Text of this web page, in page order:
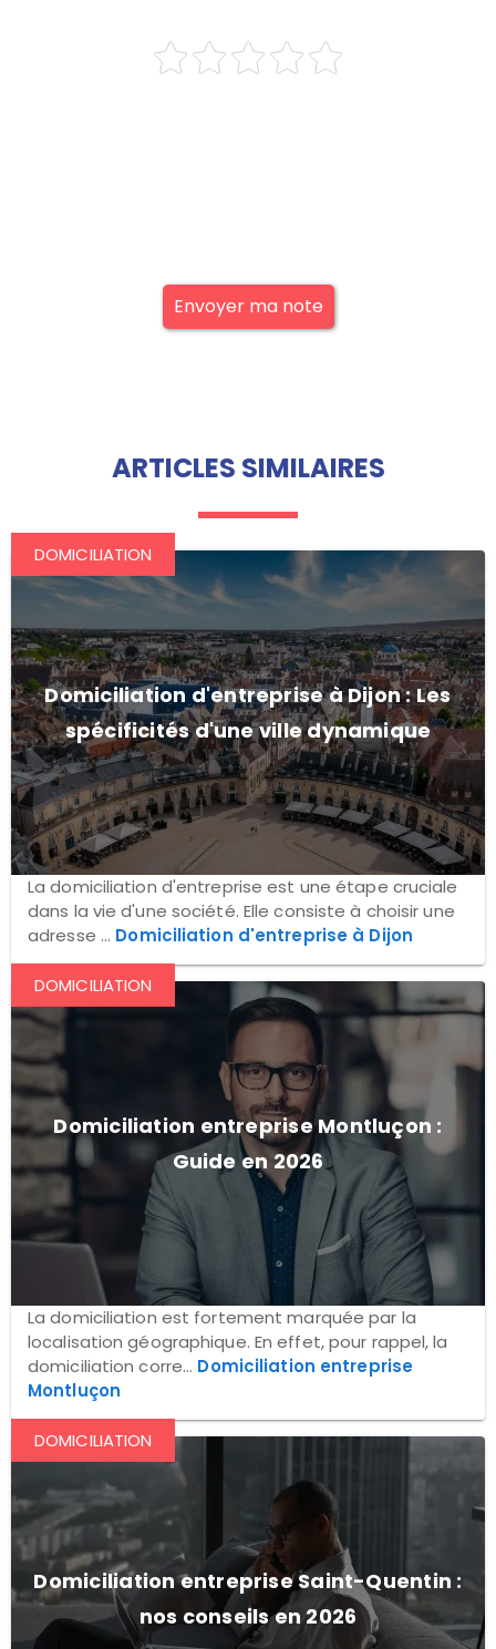
Envoyer ma note
ARTICLES SIMILAIRES
Domiciliation d'entreprise à Dijon : Les
spécificités d'une ville dynamique
DOMICILIATION
La domiciliation d'entreprise est une étape cruciale
dans la vie d'une société. Elle consiste à choisir une
adresse ... Domiciliation d'entreprise à Dijon
Domiciliation entreprise Montluçon :
Guide en 2026
DOMICILIATION
La domiciliation est fortement marquée par la
localisation géographique. En effet, pour rappel, la
domiciliation corre... Domiciliation entreprise
Montluçon
Domiciliation entreprise Saint-Quentin :
nos conseils en 2026
DOMICILIATION